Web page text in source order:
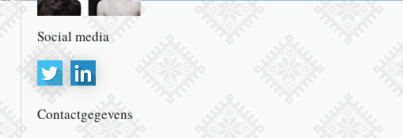
Social media
Contactgegevens